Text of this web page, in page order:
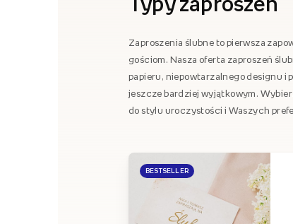
Typy zaproszeń
BESTSELLER